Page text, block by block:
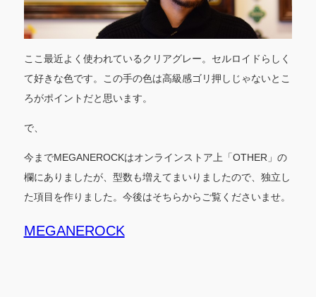
ここ最近よく使われているクリアグレー。セルロイドらしく
て好きな色です。この手の色は高級感ゴリ押しじゃないとこ
ろがポイントだと思います。
で、
今までMEGANEROCKはオンラインストア上「OTHER」の
欄にありましたが、型数も増えてまいりましたので、独立し
た項目を作りました。今後はそちらからご覧くださいませ。
MEGANEROCK